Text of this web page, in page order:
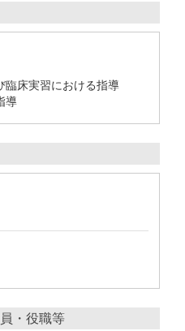
臨床実習における指導
導
・役職等